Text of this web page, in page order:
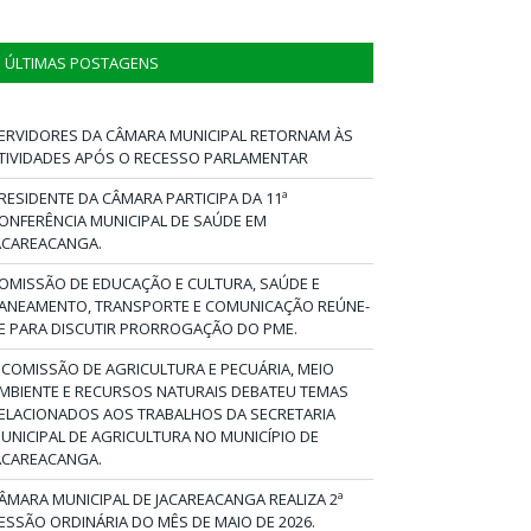
ÚLTIMAS POSTAGENS
DA CÂMARA MUNICIPAL RETORNAM ÀS
APÓS O RECESSO PARLAMENTAR
DA CÂMARA PARTICIPA DA 11ª
MUNICIPAL DE SAÚDE EM
DE EDUCAÇÃO E CULTURA, SAÚDE E
TRANSPORTE E COMUNICAÇÃO REÚNE-
PARA DISCUTIR PRORROGAÇÃO DO PME.
DE AGRICULTURA E PECUÁRIA, MEIO
E RECURSOS NATURAIS DEBATEU TEMAS
AOS TRABALHOS DA SECRETARIA
DE AGRICULTURA NO MUNICÍPIO DE
MUNICIPAL DE JACAREACANGA REALIZA 2ª
ORDINÁRIA DO MÊS DE MAIO DE 2026.